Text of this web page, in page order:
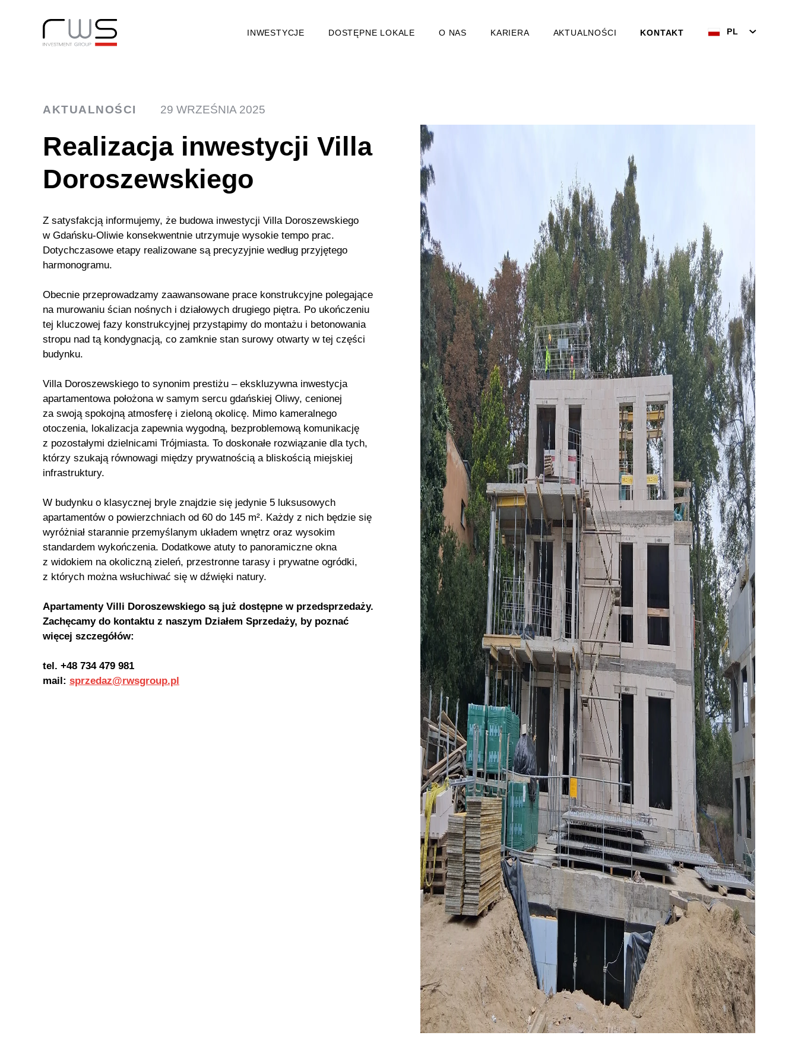
INWESTYCJE DOSTĘPNE LOKALE O NAS KARIERA AKTUALNOŚCI KONTAKT PL
AKTUALNOŚCI 29 WRZEŚNIA 2025
Realizacja inwestycji Villa
Doroszewskiego
Z satysfakcją informujemy, że budowa inwestycji Villa Doroszewskiego
w Gdańsku-Oliwie konsekwentnie utrzymuje wysokie tempo prac.
Dotychczasowe etapy realizowane są precyzyjnie według przyjętego
harmonogramu.
Obecnie przeprowadzamy zaawansowane prace konstrukcyjne polegające
na murowaniu ścian nośnych i działowych drugiego piętra. Po ukończeniu
tej kluczowej fazy konstrukcyjnej przystąpimy do montażu i betonowania
stropu nad tą kondygnacją, co zamknie stan surowy otwarty w tej części
budynku.
Villa Doroszewskiego to synonim prestiżu – ekskluzywna inwestycja
apartamentowa położona w samym sercu gdańskiej Oliwy, cenionej
za swoją spokojną atmosferę i zieloną okolicę. Mimo kameralnego
otoczenia, lokalizacja zapewnia wygodną, bezproblemową komunikację
z pozostałymi dzielnicami Trójmiasta. To doskonałe rozwiązanie dla tych,
którzy szukają równowagi między prywatnością a bliskością miejskiej
infrastruktury.
W budynku o klasycznej bryle znajdzie się jedynie 5 luksusowych
apartamentów o powierzchniach od 60 do 145 m². Każdy z nich będzie się
wyróżniał starannie przemyślanym układem wnętrz oraz wysokim
standardem wykończenia. Dodatkowe atuty to panoramiczne okna
z widokiem na okoliczną zieleń, przestronne tarasy i prywatne ogródki,
z których można wsłuchiwać się w dźwięki natury.
Apartamenty Villi Doroszewskiego są już dostępne w przedsprzedaży.
Zachęcamy do kontaktu z naszym Działem Sprzedaży, by poznać
więcej szczegółów:
tel. +48 734 479 981
mail: sprzedaz@rwsgroup.pl